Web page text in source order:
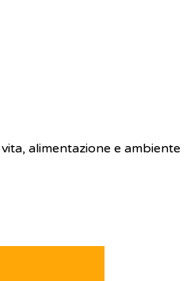
alimentazione e ambiente